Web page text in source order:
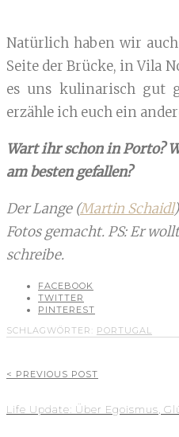
Natürlich haben wir
Seite der Brücke, in Vila
es uns kulinarisch gut
erzähle ich euch ein
Wart ihr schon in Porto?
am besten gefallen?
Der Lange (Martin Schaidl
Fotos gemacht. PS: Er
schreibe.
FACEBOOK
TWITTER
PINTEREST
SCHLAGWÖRTER: PORTUGAL
< PREVIOUS POST
Life Update: Über Egoismus,